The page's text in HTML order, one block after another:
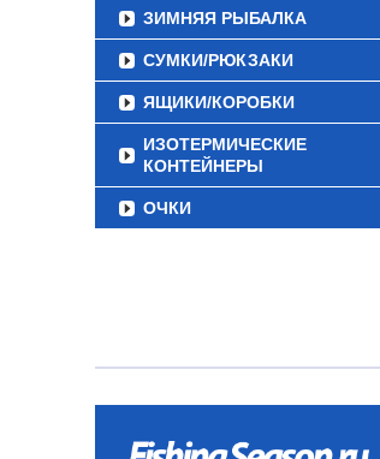
ЗИМНЯЯ РЫБАЛКА
СУМКИ/РЮКЗАКИ
ЯЩИКИ/КОРОБКИ
ИЗОТЕРМИЧЕСКИЕ
КОНТЕЙНЕРЫ
ОЧКИ